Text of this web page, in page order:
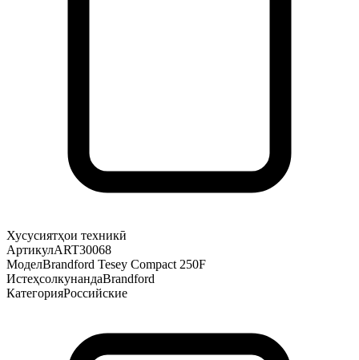
Хусусиятҳои техникӣ
АртикулART30068
МоделBrandford Tesey Compact 250F
ИстеҳсолкунандаBrandford
КатегорияРоссийские